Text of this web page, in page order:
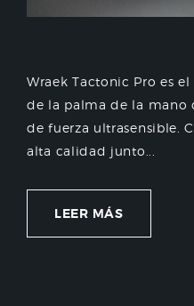
Wraek Tactonic Pro es
de la palma de la mano
de fuerza ultrasensible.
alta calidad junto...
LEER MÁS